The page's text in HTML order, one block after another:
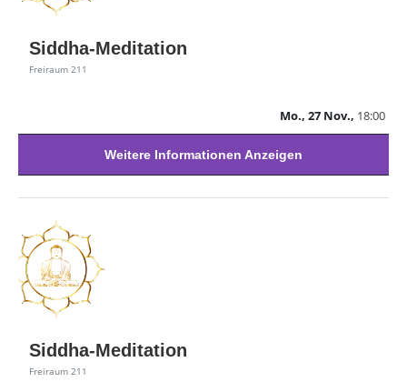
Siddha-Meditation
Freiraum 211
Mo., 27 Nov., 18:00
Weitere Informationen Anzeigen
Siddha-Meditation
Freiraum 211